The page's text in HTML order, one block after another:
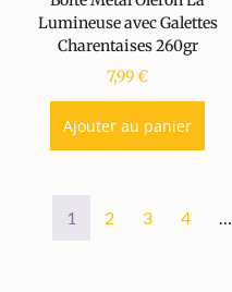
Lumineuse avec Galettes
Charentaises 260gr
7,99€
Ajouter au panier
1 2 3 4 …